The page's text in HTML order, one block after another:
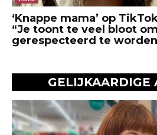
‘Knappe mama’ op
“Je toont te veel bloot om
gerespecteerd te
GELIJKAARDIGE